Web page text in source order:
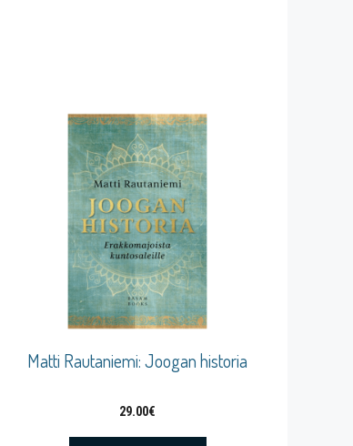
Matti Rautaniemi: Joogan historia
29.00€